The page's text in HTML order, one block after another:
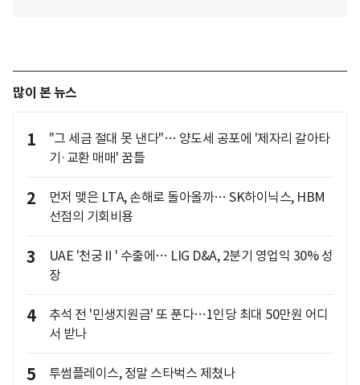
많이 본 뉴스
1
"그 세금 절대 못 낸다"… 양도세 공포에 '제자리 갈아타
기·교환 매매' 꿈틀
2
먼저 맺은 LTA, 손해로 돌아올까… SK하이닉스, HBM
선점의 기회비용
3
UAE '천궁Ⅱ' 수출에… LIG D&A, 2분기 영업익 30% 성
장
4
추석 전 '민생지원금' 또 푼다…1인당 최대 50만원 어디
서 받나
5 투썸플레이스, 정말 스타벅스 제쳤나